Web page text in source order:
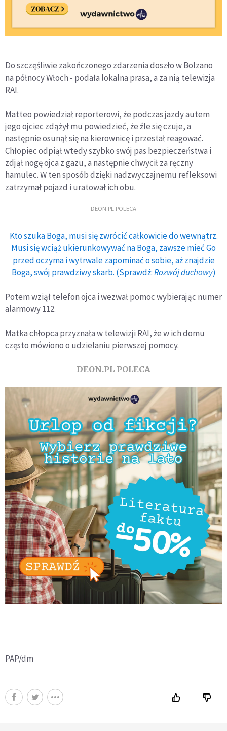
Do szczęśliwie zakończonego zdarzenia doszło w Bolzano
na północy Włoch - podała lokalna prasa, a za nią telewizja
RAI.
Matteo powiedział reporterowi, że podczas jazdy autem
jego ojciec zdążył mu powiedzieć, że źle się czuje, a
następnie osunął się na kierownicę i przestał reagować.
Chłopiec odpiął wtedy szybko swój pas bezpieczeństwa i
zdjął nogę ojca z gazu, a następnie chwycił za ręczny
hamulec. W ten sposób dzięki nadzwyczajnemu refleksowi
zatrzymał pojazd i uratował ich obu.
DEON.PL POLECA
Kto szuka Boga, musi się zwrócić całkowicie do wewnątrz.
Musi się wciąż ukierunkowywać na Boga, zawsze mieć Go
przed oczyma i wytrwale zapominać o sobie, aż znajdzie
Boga, swój prawdziwy skarb. (Sprawdź:Rozwój duchowy)
Potem wziął telefon ojca i wezwał pomoc wybierając numer
alarmowy 112.
Matka chłopca przyznała w telewizji RAI, że w ich domu
często mówiono o udzielaniu pierwszej pomocy.
DEON.PL POLECA
PAP/dm